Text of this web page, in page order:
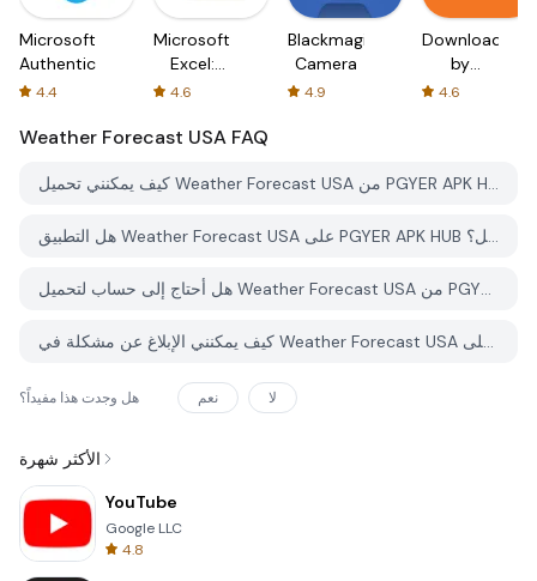
Microsoft
Authenticator
4.4
Microsoft
Excel:
Spreadsheets
4.6
Blackmagic
Camera
4.9
Downloader
by
AFTVnews
4.6
Weather Forecast USA FAQ
كيف يمكنني تحميل Weather Forecast USA من PGYER APK HUB؟
هل التطبيق Weather Forecast USA على PGYER APK HUB مجاني للتحميل؟
هل أحتاج إلى حساب لتحميل Weather Forecast USA من PGYER APK HUB؟
كيف يمكنني الإبلاغ عن مشكلة في Weather Forecast USA على PGYER APK HUB؟
هل وجدت هذا مفيداً؟ نعم لا
الأكثر شهرة
YouTube
Google LLC
4.8